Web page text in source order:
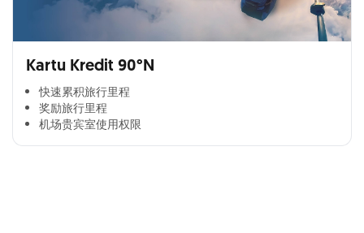
Kartu Kredit 90°N
快速累积旅行里程​
奖励旅行里程​
机场贵宾室使用权限​
Cross Selling Banner Global